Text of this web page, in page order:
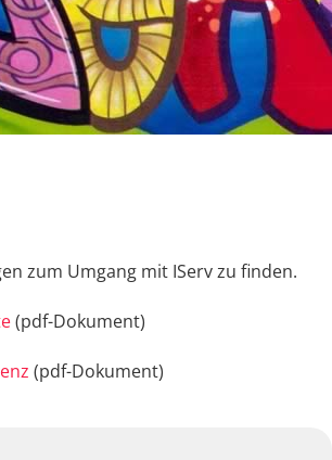
zum Umgang mit IServ zu finden.
(pdf-Dokument)
(pdf-Dokument)